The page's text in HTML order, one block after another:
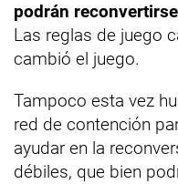
podrán
Las reglas de juego
cambió el juego.
Tampoco esta vez
red de contención
ayudar en la
débiles, que bien